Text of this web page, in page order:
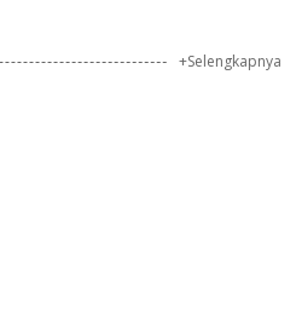
+Selengkapnya